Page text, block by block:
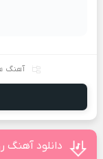
آهنگ
دانلود آهنگ